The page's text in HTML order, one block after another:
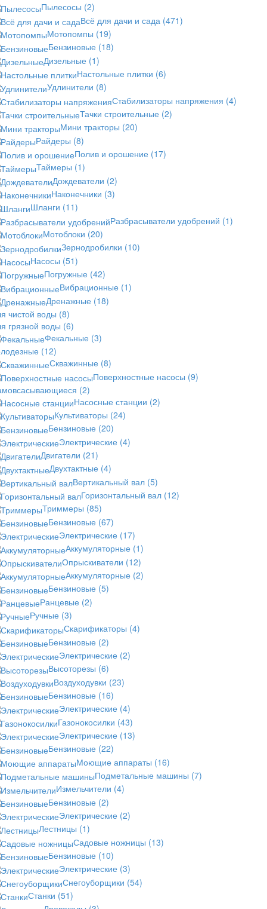
Пылесосы (2)
Всё для дачи и сада (471)
Мотопомпы (19)
Бензиновые (18)
Дизельные (1)
Настольные плитки (6)
Удлинители (8)
Стабилизаторы напряжения (4)
Тачки строительные (2)
Мини тракторы (20)
Райдеры (8)
Полив и орошение (17)
Таймеры (1)
Дождеватели (2)
Наконечники (3)
Шланги (11)
Разбрасыватели удобрений (1)
Мотоблоки (20)
Зернодробилки (10)
Насосы (51)
Погружные (42)
Вибрационные (1)
Дренажные (18)
чистой воды (8)
грязной воды (6)
Фекальные (3)
(12)
Скважинные (8)
Поверхностные насосы (9)
(2)
Насосные станции (2)
Культиваторы (24)
Бензиновые (20)
Электрические (4)
Двигатели (21)
Двухтактные (4)
Вертикальный вал (5)
Горизонтальный вал (12)
Триммеры (85)
Бензиновые (67)
Электрические (17)
Аккумуляторные (1)
Опрыскиватели (12)
Аккумуляторные (2)
Бензиновые (5)
Ранцевые (2)
Ручные (3)
Скарификаторы (4)
Бензиновые (2)
Электрические (2)
Высоторезы (6)
Воздуходувки (23)
Бензиновые (16)
Электрические (4)
Газонокосилки (43)
Электрические (13)
Бензиновые (22)
Моющие аппараты (16)
Подметальные машины (7)
Измельчители (4)
Бензиновые (2)
Электрические (2)
Лестницы (1)
Садовые ножницы (13)
Бензиновые (10)
Электрические (3)
Снегоуборщики (54)
Станки (51)